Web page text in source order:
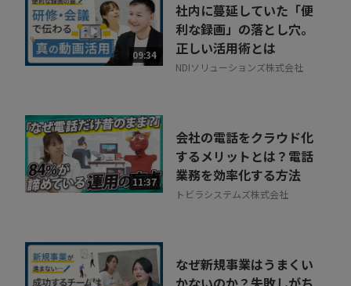
09:34
社内に蔓延していた「便
利な録画」の落とし穴。
正しい活用術とは
NDIソリューションズ株式会社
11:37
会社の電話をクラウド化
するメリットとは？電話
業務を効率化する方法
トビラシステムズ株式会社
なぜ新規事業はうまくい